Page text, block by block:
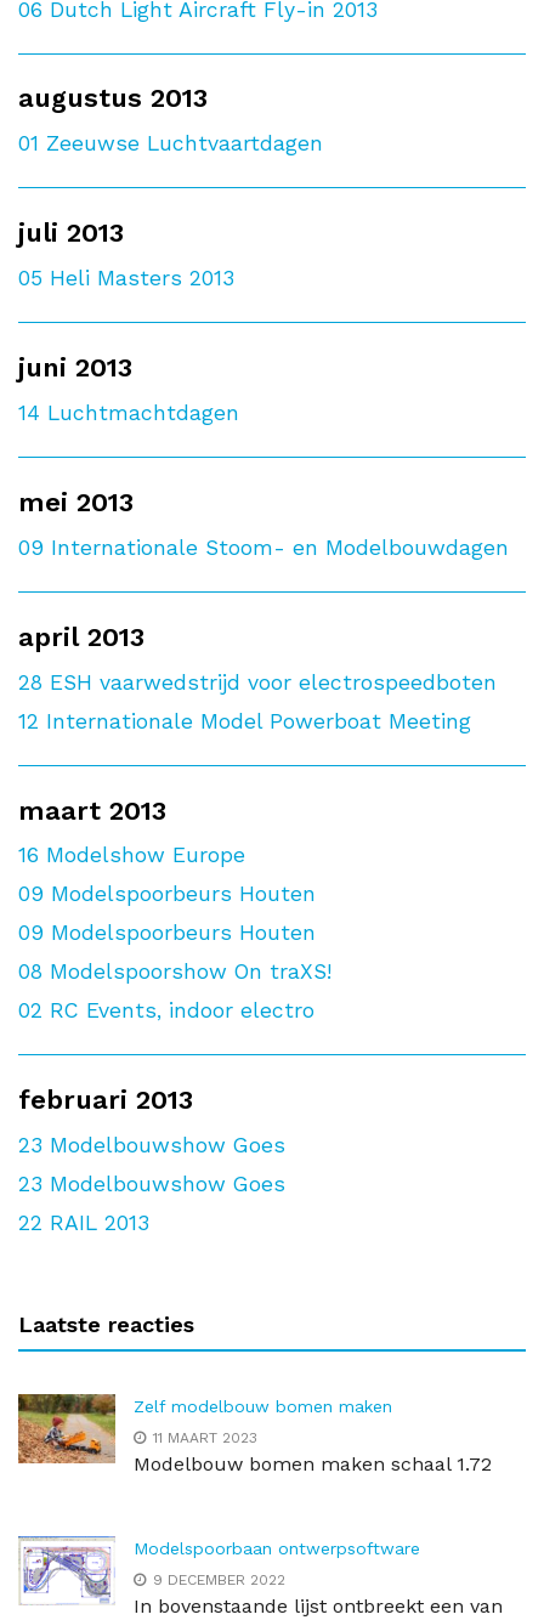
06 Dutch Light Aircraft Fly-in 2013
augustus 2013
01 Zeeuwse Luchtvaartdagen
juli 2013
05 Heli Masters 2013
juni 2013
14 Luchtmachtdagen
mei 2013
09 Internationale Stoom- en Modelbouwdagen
april 2013
28 ESH vaarwedstrijd voor electrospeedboten
12 Internationale Model Powerboat Meeting
maart 2013
16 Modelshow Europe
09 Modelspoorbeurs Houten
09 Modelspoorbeurs Houten
08 Modelspoorshow On traXS!
02 RC Events, indoor electro
februari 2013
23 Modelbouwshow Goes
23 Modelbouwshow Goes
22 RAIL 2013
Laatste reacties
Zelf modelbouw bomen maken
11 MAART 2023
Modelbouw bomen maken schaal 1.72
Modelspoorbaan ontwerpsoftware
9 DECEMBER 2022
In bovenstaande lijst ontbreekt een van